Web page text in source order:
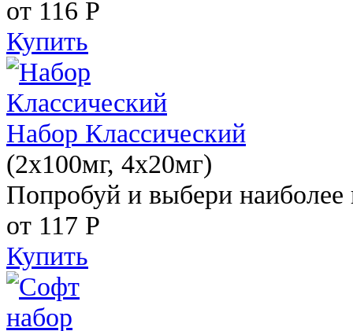
от 116 Р
Купить
Набор Классический
(2x100мг, 4x20мг)
Попробуй и выбери наиболее
от 117 Р
Купить